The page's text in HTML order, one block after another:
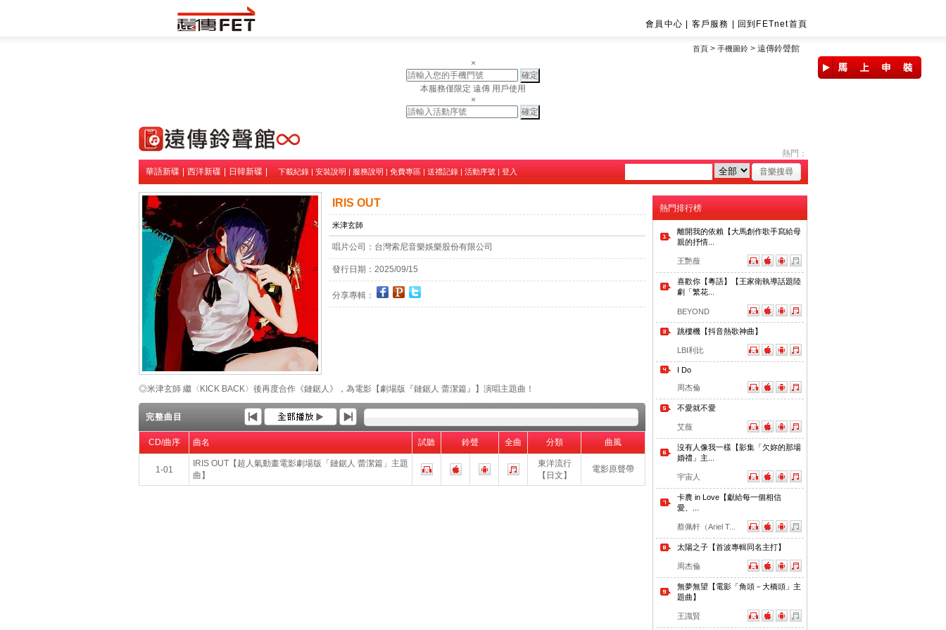
會員中心 客戶服務 回到FETnet首頁
首頁 > 手機圖鈴 > 遠傳鈴聲館
×
本服務僅限定 遠傳 用戶使用
×
熱門：
華語新碟
西洋新碟 日韓新碟 下載紀錄 | 安裝說明 | 服務說明 | 免費專區 | 送禮記錄 | 活動序號 | 登入
IRIS OUT
米津玄師
唱片公司： 台灣索尼音樂娛樂股份有限公司
發行日期： 2025/09/15
分享專輯：
◎米津玄師 繼〈KICK BACK〉後再度合作《鏈鋸人》，為電影【劇場版『鏈鋸人 蕾潔篇』】演唱主題曲！
完整曲目
CD/曲序 曲名 試聽 鈴聲 全曲 分類 曲風
1-01
IRIS OUT【超人氣動畫電影劇場版「鏈鋸人 蕾潔篇」主題
曲】
東洋流行
【日文】
電影原聲帶
熱門排行榜
離開我的依賴【大馬創作歌手寫給母
親的抒情...
王艷薇
喜歡你【粵語】【王家衛執導話題陸
劇「繁花...
BEYOND
跳樓機【抖音熱歌神曲】
LBI利比
I Do
周杰倫
不愛就不愛
艾薇
沒有人像我一樣【影集「欠妳的那場
婚禮」主...
宇宙人
卡農 in Love【獻給每一個相信
愛、...
蔡佩軒（Ariel T...
太陽之子【首波專輯同名主打】
周杰倫
無夢無望【電影「角頭－大橋頭」主
題曲】
王識賢